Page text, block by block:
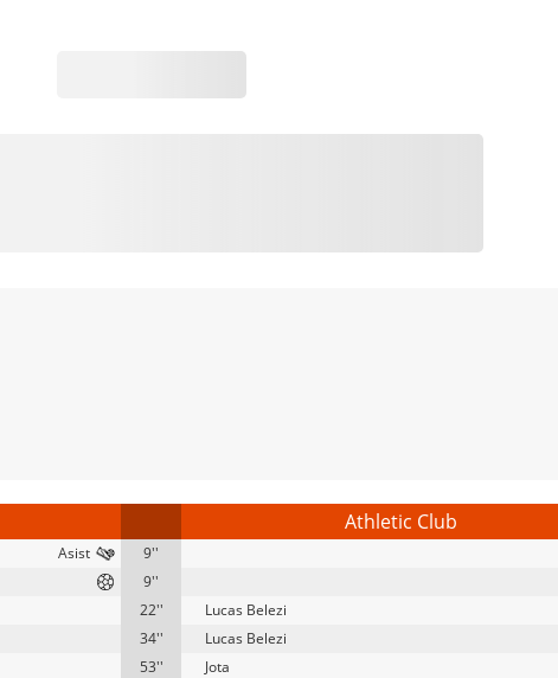
Athletic Club
9''
9''
22''
Lucas Belezi
34''
Lucas Belezi
53''
Jota